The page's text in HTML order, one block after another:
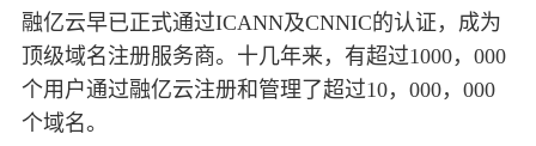
融亿云早已正式通过ICANN及CNNIC的认证，成为
顶级域名注册服务商。十几年来，有超过1000，000
个用户通过融亿云注册和管理了超过10，000，000
个域名。